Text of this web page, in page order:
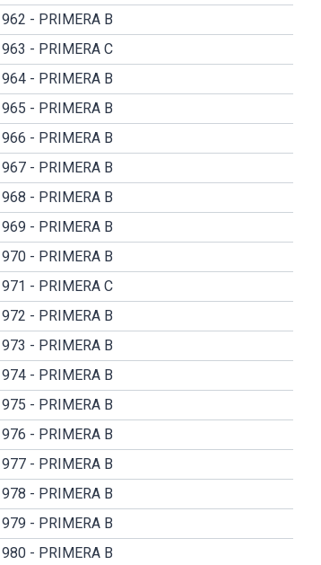
- PRIMERA B
- PRIMERA C
- PRIMERA B
- PRIMERA B
- PRIMERA B
- PRIMERA B
- PRIMERA B
- PRIMERA B
- PRIMERA B
- PRIMERA C
- PRIMERA B
- PRIMERA B
- PRIMERA B
- PRIMERA B
- PRIMERA B
- PRIMERA B
- PRIMERA B
- PRIMERA B
- PRIMERA B